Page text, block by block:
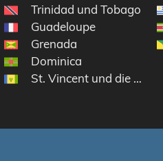
Trinidad und Tobago
Guadeloupe
Grenada
Dominica
St. Vincent und die